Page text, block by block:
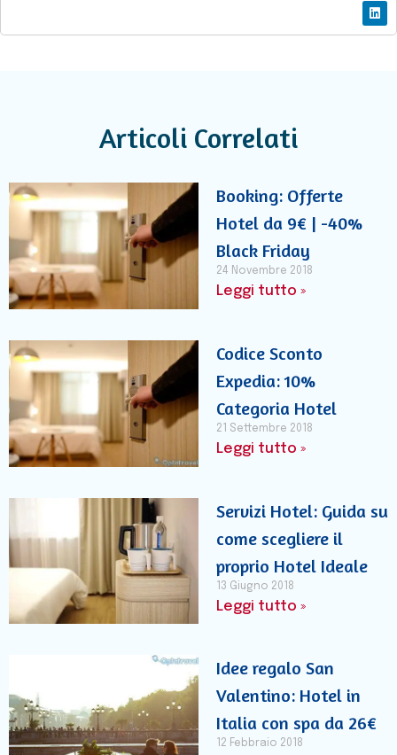
Articoli Correlati
Booking: Offerte
Hotel da 9€ | -40%
Black Friday
24 Novembre 2018
Leggi tutto »
Codice Sconto
Expedia: 10%
Categoria Hotel
21 Settembre 2018
Leggi tutto »
Servizi Hotel: Guida su
come scegliere il
proprio Hotel Ideale
13 Giugno 2018
Leggi tutto »
Idee regalo San
Valentino: Hotel in
Italia con spa da 26€
12 Febbraio 2018